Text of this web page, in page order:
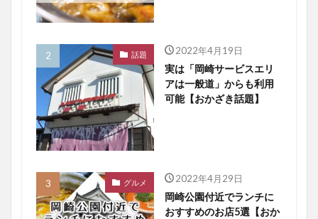
話題 2022年4月19日
実は「岡崎サービスエリ
アは一般道」からも利用
可能【おかざき話題】
グルメ 2022年4月29日
岡崎公園付近でランチに
おすすめのお店5選【おか